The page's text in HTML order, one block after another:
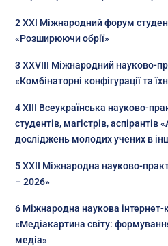
2 ХХI Міжнародний форум
«Розширюючи обрії»
3 ХХVIІІ Міжнародний науково-
«Комбінаторні конфігурації та
4 ХIII Всеукраїнська науково-
студентів, магістрів, аспірантів
досліджень молодих учених в
5 XXІІ Міжнародна науково-
– 2026»
6 Міжнародна наукова інтернет-
«Медіакартина світу:
медіа»